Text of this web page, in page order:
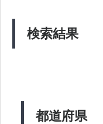
検索結果
都道府県